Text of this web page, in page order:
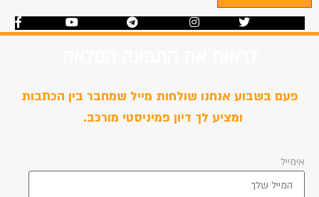
פעם בשבוע אנחנו שולחות מייל שמחבר בין הכתבות
ומציע לך דיון פמיניסטי מורכב.
אימייל